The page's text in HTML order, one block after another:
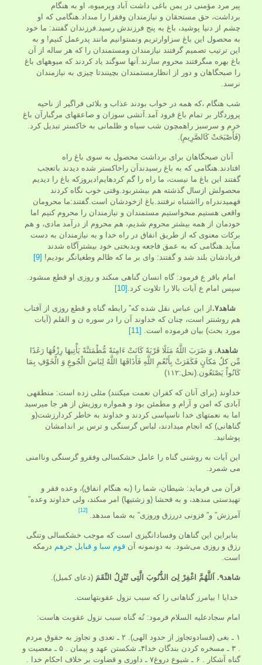
پير مرد مؤمنی در يمن باغی داشت آباد وپرمیوه، او به هنگام
برداشت، حق مستحقان و نيازمندان وفقرا را مى‏داد.هنگامى كه او
چشم از دنيا پوشيد، باغ به پنج فرزندش رسید.فرزندان گفتند: ما خود
به محصول اين باغ سزاوارتريم ونمى‏توانيم مانند پدرعمل كنيم! و به
اين ترتيب تصميم گرفتند نیازمندان ومستمندان را كه هر ساله از آن
باغ بهره مى‏گرفتند محروم سازند.آنها سوگند ياد كردند كه ميوه‏هاى باغ
را صبحگاهان و دور از انظارمستمندان بچينندتا چیزی به نیازمندان
نرسد.
شب هنگام ،كه همه در خواب بودند عذاب و بلائى فراگير از ناحيه
پروردگار بر تمام باغ فرود آمد.آتشى سوزان و صاعقه‏اى مرگبارآن باغ
خرم و سرسبز راهمچون شب سياه و ظلمانى به خاكستر تبدیل کرد.
(فَأَصْبَحَتْ كَالصَّرِيمِ).
آنان صبحگاهان برای برداشت محصول به سوی باغ راه
افتادند.هنگامى كه به باغ رسیدندآن راخاكستر شده ديدند باتعجب
گفتند اين باغ ما نيست، ما راه را گم كرده‏ايم!دیروزکه باغ را دیدیم
محصولش ازسال گذشته هم بیشتربود.وقتی خوب نگاه کردند
فهمیدندراه رااشتباه نرفتند.باغ ازخودشان است.گفتند:ما محرومان
واقعى هستيم.مى‏خواستيم مستمندان و نيازمندان را محروم كنيم اما
خودمان از همه بيشتر محروم شديم، هم محروم از درآمد مادى، و هم
بركات معنوى كه از طريق انفاق در راه خدا و به نيازمندان به دست
مى‏آيد.هنگامى كه به عمق فاجعه وبدبختى خود بیشترآگاه شدند
فريادشان بلند شد و گفتند: واى بر ما كه ظالم وطغيانگر بوديم! [9]
امام باقر ع فرمود: گاه انسان گناهى مى‏كند و روزى او قطع مى‏شود.
سپس امام ع آيات بالا را تلاوت کرد. [10]
شاهد۷.
از ابن عباس نقل شده كه” رابطه گناه و قطع روزى از آفتاب
هم روشن‏تر است، چنان كه خداوند آن را در سوره ن و القلم (آیات
مورد بحث) بيان فرموده است. [11]
شاهد۸.
وَ ضَرَبَ اللَّهُ مَثَلًا قَرْيَةً كَانَتْ ءَامِنَةً مُّطْمَئنَّةً يَأْتِيهَا رِزْقُهَا رَغَدًا
مِّن كلُ‏ مَكاَنٍ فَكَفَرَتْ بِأَنْعُمِ اللَّهِ فَأَذَاقَهَا اللَّهُ لِبَاسَ الْجُوعِ وَ الْخَوْفِ بِمَا
كَانُواْ يَصْنَعُون.(نحل:۱۱۲)
خداوند (برای آنان که کفران نعمت می­کنند) مثلی زده است: منطقه­ی
آبادی که امن و آرام و مطمئن بود و همواره روزیش از هر جا می­رسید
اما به نعمت­های خدا ناسپاسی کردند و خداوند به خاطر کردارزشت(و
گناهانی) که انجام می­دادند، لباس گرسنگی و ترس بر اندامشان
پوشانید.
این آیات به روشنی گناه را عامل خشکسالی وفقرو گرسنگی وناامنی
می شمرد.
قرآن می فرماید: شيطان، شما را (به هنگام انفاق)، وعده فقر و
تهيدستى مى‏دهد، و به فحشا (و زشتيها) امر مى‏كند، ولى خداوند وعده”
آمرزش” و” فزونى دررزق وروزی” به شما مى‏دهد.
[12]
بنابراین این گناهان وفسادانگیزی است که موجب خشکسالی وتنگی
رزق و روزی می‌شود. به دونمونه آن قوم سبا و قبایل جرهم درمکه
است.
شاهد۹. اَللَّهُمَّ اغْفِرْ لِىَ الذُّنُوبَ الَّتِى تُنْزِلُ النِّقَمَ (دعای کمیل).
خدايا ! بيامرز گناهانى را كه سبب نزول عقوبتهاست.
امام سجادعليه السلام فرمود: نُه گناه سبب نزول عقوبت هاست:
۱ ـ بغى (فسادوتجاوز از حدود الهى). ۲ ـ تعدى و تجاوز به حقوق مردم
. ۳ ـ مسخره كردن بندگان خدا۴ـ شكستن عهد و پيمان . ۵ ـ معصيت و
گناه آشكار . ۶ ـ شيوع دروغ۷ ـ داورى و قضاوت بر خلاف احكام خدا .